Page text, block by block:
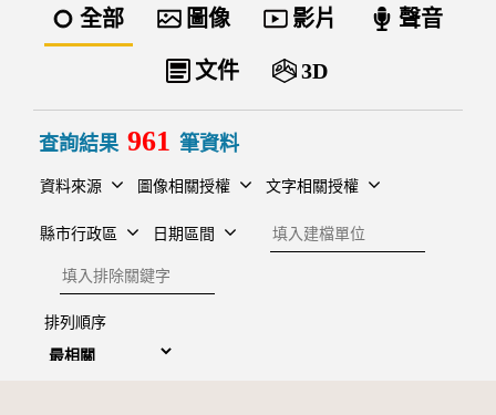
資料類型
全部 圖像 影片 聲音
文件 3D
查詢結果 961 筆資料
資料來源 圖像相關授權 文字相關授權
縣市行政區 日期區間
建檔單位
排除關鍵字
排列順序